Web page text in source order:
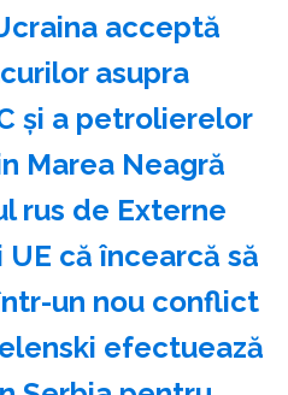
acceptă
asupra
şi a petrolierelor
Marea Neagră
rus de Externe
că încearcă să
un nou conflict
efectuează